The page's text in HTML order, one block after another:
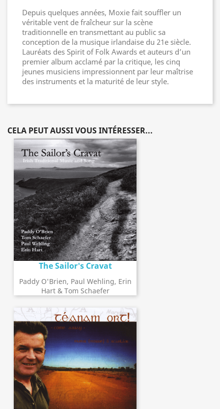
Depuis quelques années, Moxie fait souffler un
véritable vent de fraîcheur sur la scène
traditionnelle en transmettant au public sa
conception de la musique irlandaise du 21e siècle.
Lauréats des Spirit of Folk Awards et auteurs d’un
premier album acclamé par la critique, les cinq
jeunes musiciens impressionnent par leur maîtrise
des instruments et la maturité de leur style.
CELA PEUT AUSSI VOUS INTÉRESSER...
The Sailor's Cravat
Paddy O'Brien, Paul Wehling, Erin
Hart & Tom Schaefer